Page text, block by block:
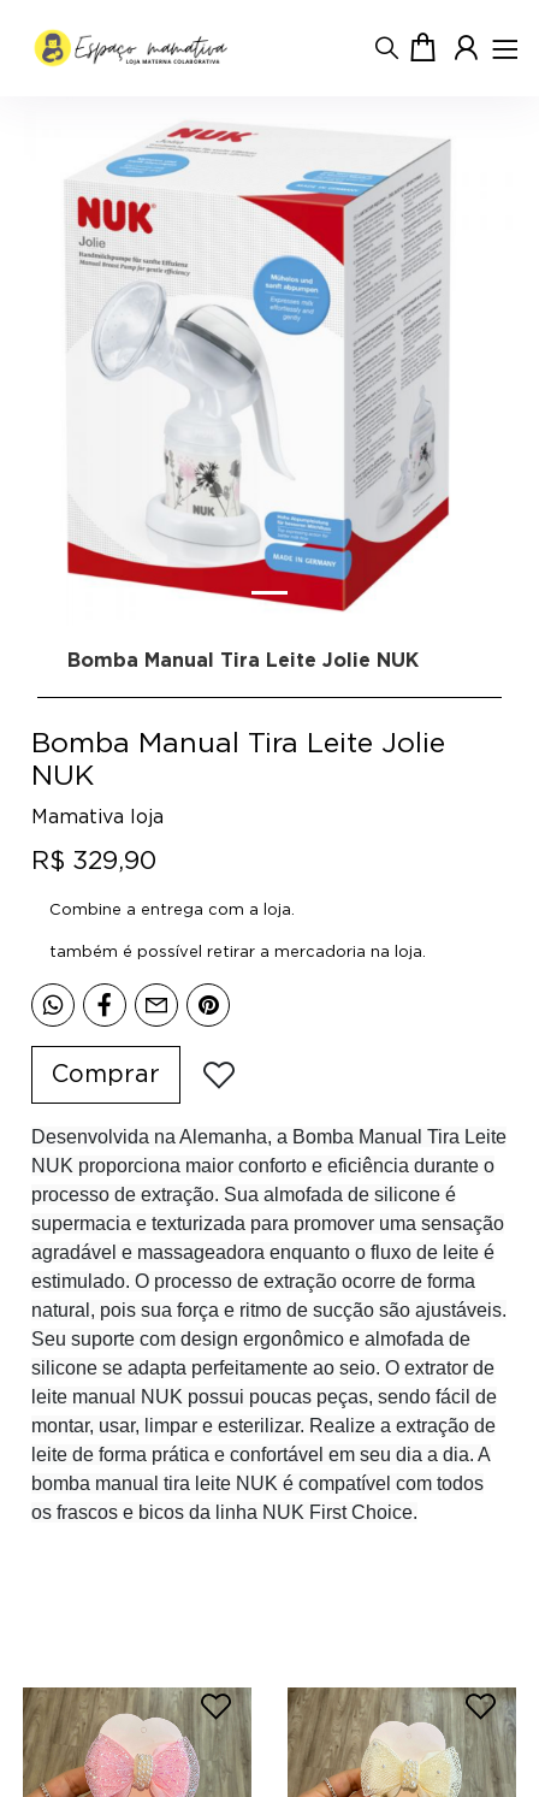
Bomba Manual Tira Leite Jolie NUK
Bomba Manual Tira Leite Jolie
NUK
Mamativa loja
R$ 329,90
Combine a entrega com a loja.
também é possível retirar a mercadoria na loja.
Comprar
Desenvolvida na Alemanha, a Bomba Manual Tira Leite
NUK proporciona maior conforto e eficiência durante o
processo de extração. Sua almofada de silicone é
supermacia e texturizada para promover uma sensação
agradável e massageadora enquanto o fluxo de leite é
estimulado. O processo de extração ocorre de forma
natural, pois sua força e ritmo de sucção são ajustáveis.
Seu suporte com design ergonômico e almofada de
silicone se adapta perfeitamente ao seio. O extrator de
leite manual NUK possui poucas peças, sendo fácil de
montar, usar, limpar e esterilizar. Realize a extração de
leite de forma prática e confortável em seu dia a dia. A
bomba manual tira leite NUK é compatível com todos
os frascos e bicos da linha NUK First Choice.